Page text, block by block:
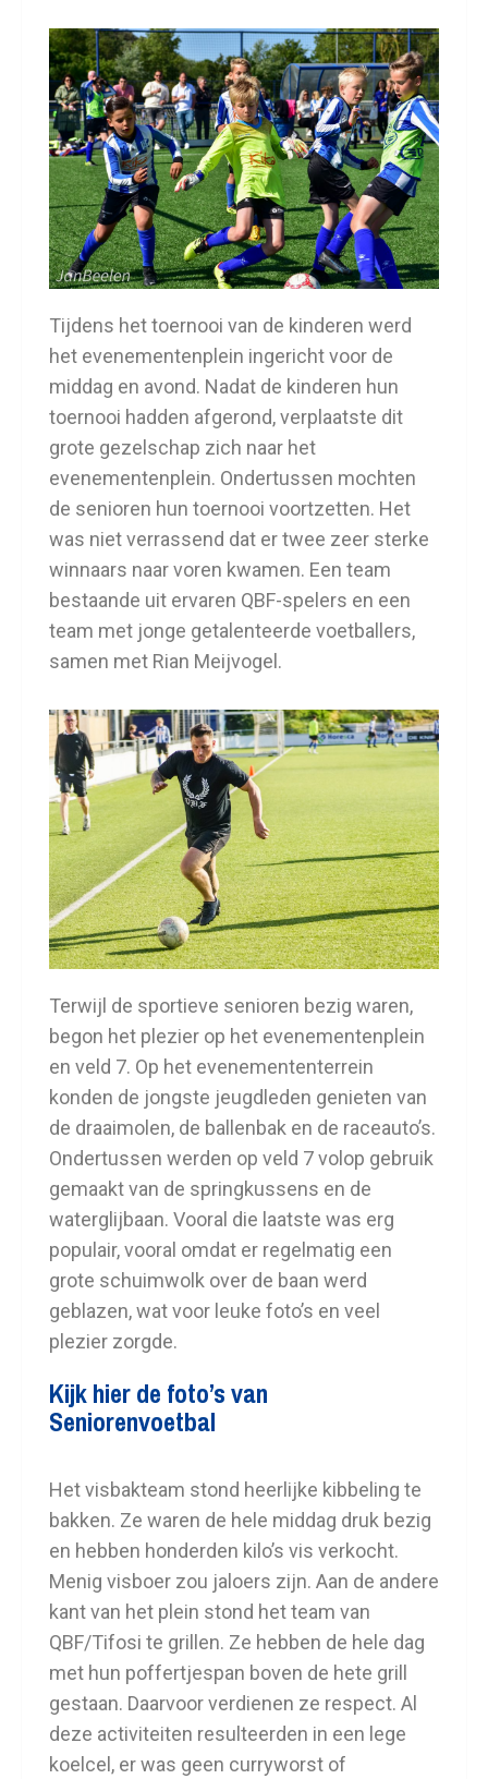
Tijdens het toernooi van de kinderen werd
het evenementenplein ingericht voor de
middag en avond. Nadat de kinderen hun
toernooi hadden afgerond, verplaatste dit
grote gezelschap zich naar het
evenementenplein. Ondertussen mochten
de senioren hun toernooi voortzetten. Het
was niet verrassend dat er twee zeer sterke
winnaars naar voren kwamen. Een team
bestaande uit ervaren QBF-spelers en een
team met jonge getalenteerde voetballers,
samen met Rian Meijvogel.
Terwijl de sportieve senioren bezig waren,
begon het plezier op het evenementenplein
en veld 7. Op het evenemententerrein
konden de jongste jeugdleden genieten van
de draaimolen, de ballenbak en de raceauto’s.
Ondertussen werden op veld 7 volop gebruik
gemaakt van de springkussens en de
waterglijbaan. Vooral die laatste was erg
populair, vooral omdat er regelmatig een
grote schuimwolk over de baan werd
geblazen, wat voor leuke foto’s en veel
plezier zorgde.
Kijk hier de foto’s van
Seniorenvoetbal
Het visbakteam stond heerlijke kibbeling te
bakken. Ze waren de hele middag druk bezig
en hebben honderden kilo’s vis verkocht.
Menig visboer zou jaloers zijn. Aan de andere
kant van het plein stond het team van
QBF/Tifosi te grillen. Ze hebben de hele dag
met hun poffertjespan boven de hete grill
gestaan. Daarvoor verdienen ze respect. Al
deze activiteiten resulteerden in een lege
koelcel, er was geen curryworst of